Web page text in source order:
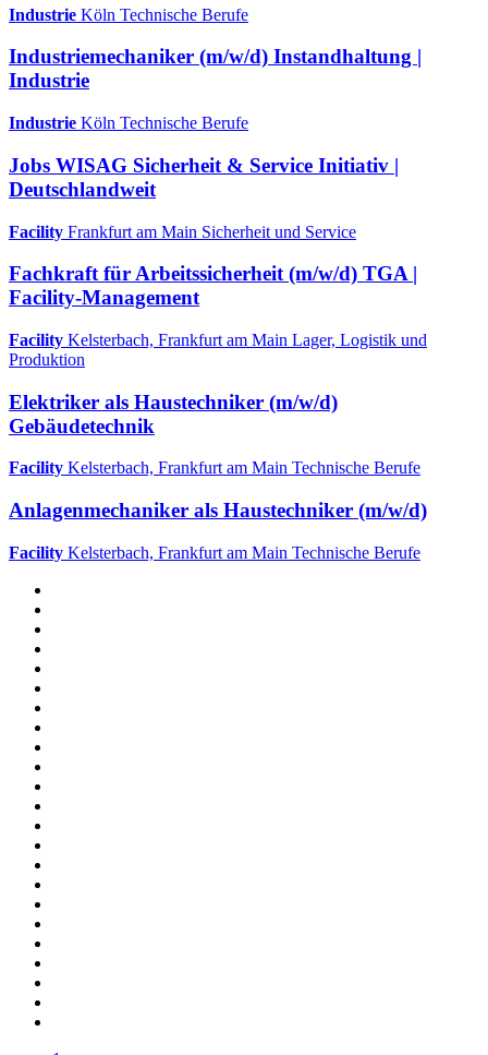
Industrie Köln Technische Berufe
Industriemechaniker (m/w/d) Instandhaltung |
Industrie
Industrie Köln Technische Berufe
Jobs WISAG Sicherheit & Service Initiativ |
Deutschlandweit
Facility Frankfurt am Main Sicherheit und Service
Fachkraft für Arbeitssicherheit (m/w/d) TGA |
Facility-Management
Facility Kelsterbach, Frankfurt am Main Lager, Logistik und
Produktion
Elektriker als Haustechniker (m/w/d)
Gebäudetechnik
Facility Kelsterbach, Frankfurt am Main Technische Berufe
Anlagenmechaniker als Haustechniker (m/w/d)
Facility Kelsterbach, Frankfurt am Main Technische Berufe